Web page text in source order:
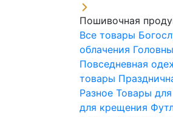
Пошивочная
Все товары
облачения
Повседневная
товары
Разное Товары
для крещения